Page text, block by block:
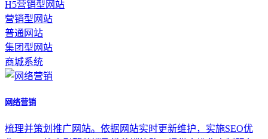
H5营销型网站
营销型网站
普通网站
集团型网站
商城系统
网络营销
梳理并策划推广网站。依据网站实时更新维护，实施SEO优